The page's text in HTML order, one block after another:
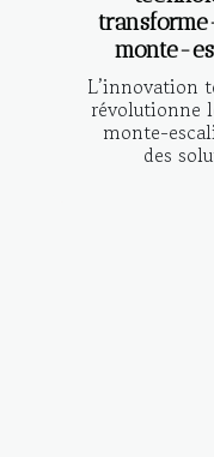
monte-
L’innovation
révolutionne
monte-
des